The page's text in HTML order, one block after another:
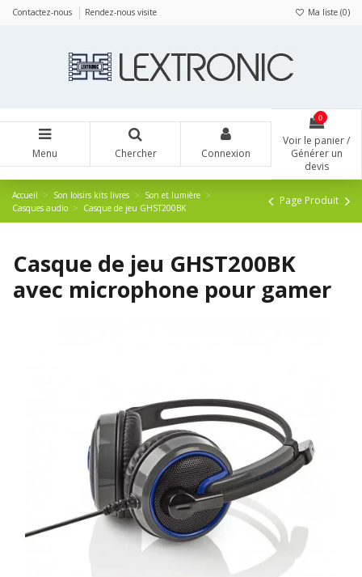
Contactez-nous Rendez-nous visite Ma liste (0)
Menu Chercher Connexion
0
Voir le panier /
Générer un
devis
Accueil Son loisirs kits livres
Son et lumière
Casques audio
Casque de jeu GHST200BK
Page Produit
Casque de jeu GHST200BK
avec microphone pour gamer
Panneau de gestion des cookies